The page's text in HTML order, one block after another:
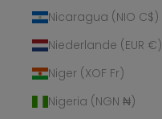
Nicaragua (NIO C$)
Niederlande (EUR €)
Niger (XOF Fr)
Nigeria (NGN ₦)